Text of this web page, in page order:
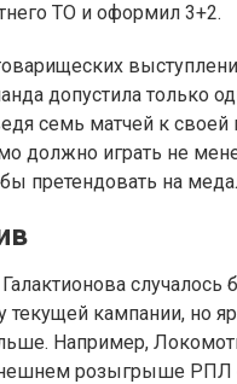
ТО и оформил 3+2.
допустила только
семь матчей к своей
должно играть не
претендовать на
случалось
текущей кампании, но
Например,
розыгрыше РПЛ